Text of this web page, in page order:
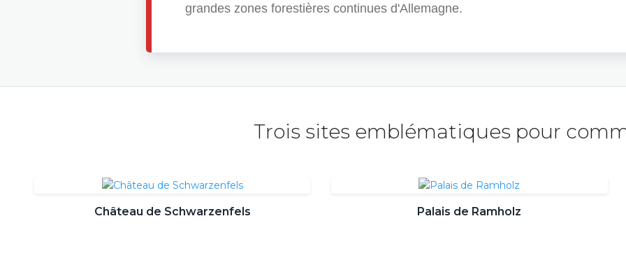
grandes zones forestières continues d'Allemagne.
Trois sites emblématiques pour
Château de Schwarzenfels Palais de Ramholz